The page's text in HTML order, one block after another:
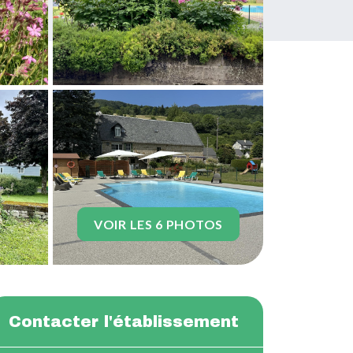
VOIR LES 6 PHOTOS
Contacter l'établissement